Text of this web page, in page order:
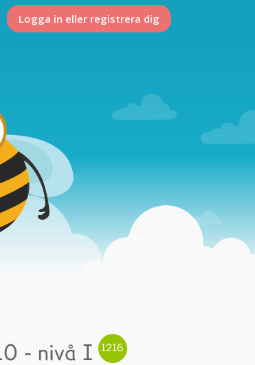
Logga in eller registrera dig
- nivå I